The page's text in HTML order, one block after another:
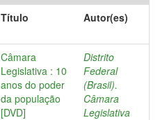
Título Autor(es)
Câmara
Legislativa : 10
anos do poder
da população
[DVD]
Distrito
Federal
(Brasil).
Câmara
Legislativa